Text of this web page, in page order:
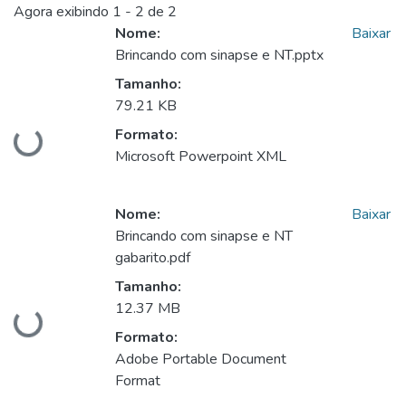
Agora exibindo 1 - 2 de 2
Carregando...
Nome:
Brincando com sinapse e NT.pptx
Tamanho:
79.21 KB
Formato:
Microsoft Powerpoint XML
Baixar
Carregando...
Nome:
Brincando com sinapse e NT
gabarito.pdf
Tamanho:
12.37 MB
Formato:
Adobe Portable Document
Format
Baixar